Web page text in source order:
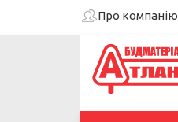
Про компанію